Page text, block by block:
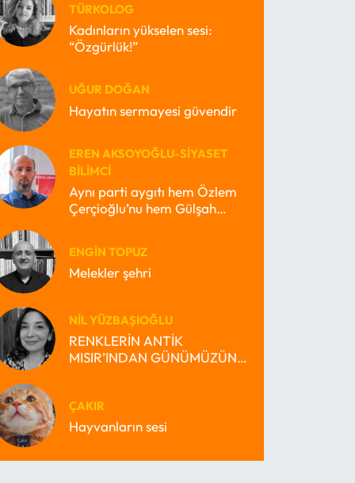
TÜRKOLOG
Kadınların yükselen sesi:
“Özgürlük!”
UĞUR DOĞAN
Hayatın sermayesi güvendir
EREN AKSOYOĞLU-SIYASET
BILIMCI
Aynı parti aygıtı hem Özlem
Çerçioğlu’nu hem Gülşah
ENGIN TOPUZ
Melekler şehri
NIL YÜZBAŞIOĞLU
RENKLERİN ANTİK
MISIR’INDAN GÜNÜMÜZÜN
ÇAKIR
Hayvanların sesi